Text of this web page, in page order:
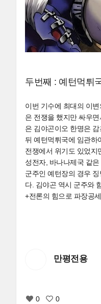
두번째 : 예턴먹튀
이번 기수에 최대의 이
은 전쟁을 했지만 싸우
은 김야곤이오 한명은
뒤 예턴먹튀국에 임관하
전쟁에서 위기도 있었지
성전자, 바나나제국 같
군주인 예턴장의 경우
다. 김야곤 역시 군주와
+전론의 힘으로 파장공
만평전용
0 0